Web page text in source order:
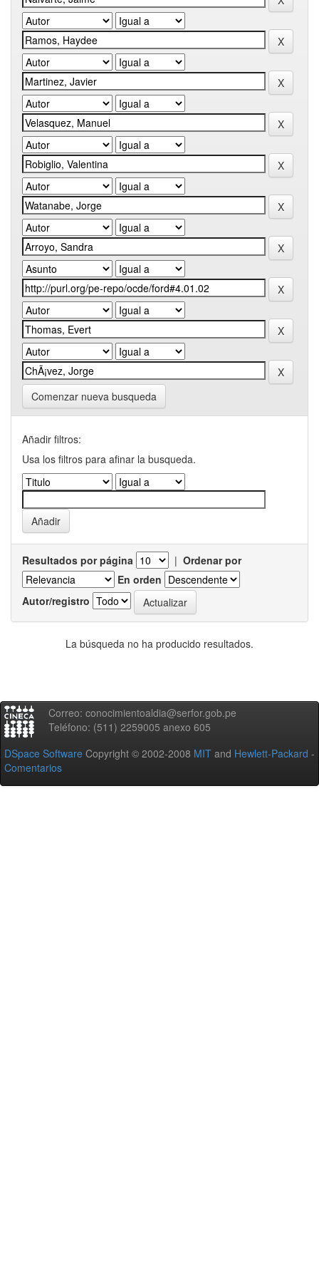
Comenzar nueva busqueda
Añadir filtros:
Usa los filtros para afinar la busqueda.
Resultados por página | Ordenar por
En orden
Autor/registro
La búsqueda no ha producido resultados.
Correo: conocimientoaldia@serfor.gob.pe
Teléfono: (511) 2259005 anexo 605
DSpace Software Copyright © 2002-2008 MIT and Hewlett-Packard -
Comentarios